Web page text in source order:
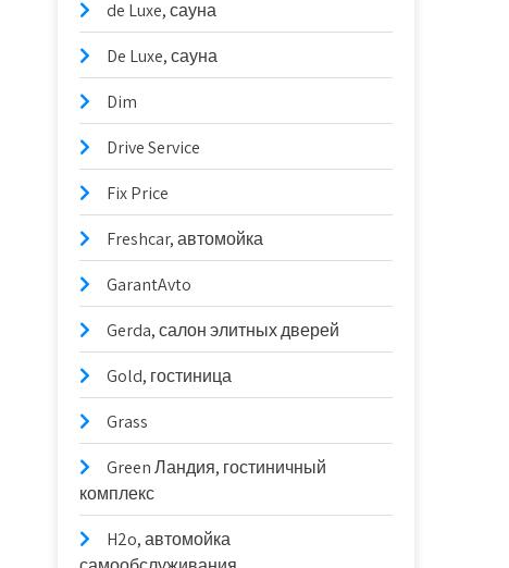
de Luxe, сауна
De Luxe, сауна
Dim
Drive Service
Fix Price
Freshcar, автомойка
GarantAvto
Gerda, салон элитных дверей
Gold, гостиница
Grass
Green Ландия, гостиничный
комплекс
H2o, автомойка